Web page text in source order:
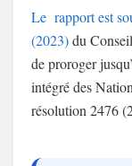
Le rapport est
(2023)du
de proroger
intégré des
résolution 2476